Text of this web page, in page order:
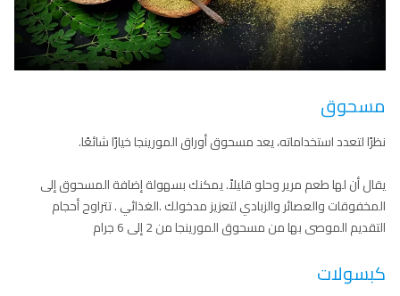
مسحوق
نظرًا لتعدد استخداماته، يعد مسحوق أوراق المورينجا خيارًا شائعًا.
يقال أن لها طعم مرير وحلو قليلاً. يمكنك بسهولة إضافة المسحوق إلى
المخفوقات والعصائر والزبادي لتعزيز مدخولك .الغذائي . تتراوح أحجام
التقديم الموصى بها من مسحوق المورينجا من 2 إلى 6 جرام
كبسولات